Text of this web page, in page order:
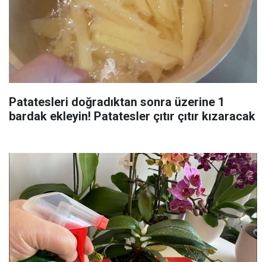
Patatesleri doğradıktan sonra üzerine 1
bardak ekleyin! Patatesler çıtır çıtır kızaracak